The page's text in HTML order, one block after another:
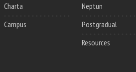
Charta
Campus
Neptun
Postgradual
Resources